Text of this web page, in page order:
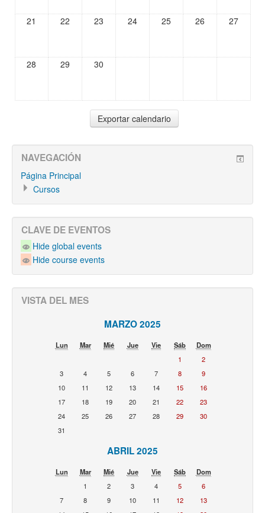
21 22 23 24 25 26 27
28 29 30
NAVEGACIÓN
Página Principal
Cursos
CLAVE DE EVENTOS
Hide global events
Hide course events
VISTA DEL MES
MARZO 2025
Lun Mar Mié Jue Vie Sáb
Dom
1
2
3
4 5 6 7 8
9
10
11 12 13 14 15
16
17
18 19 20 21 22
23
24
25 26 27 28 29
30
31
ABRIL 2025
Lun Mar Mié Jue Vie Sáb
Dom
1
2 3 4 5
6
7
8 9 10 11 12
13